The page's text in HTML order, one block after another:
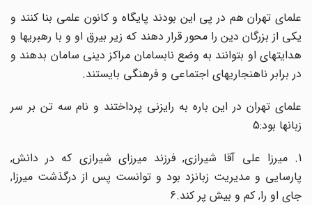
علمای تهران هم در پی این بودند پایگاه و کانون علمی بنا کنند و
یکی از بزرگان دین را محور قرار دهند که زیر بیرق او و با رهبریها و
هدایتهای او بتوانند به وضع نابسامان مراکز دینی سامان بدهند و
در برابر ناهنجاریهای اجتماعی و فرهنگی بایستند.
علمای تهران در این باره به رایزنی پرداختند و نام سه تن بر سر
زبانها بود:5
1. میرزا علی آقا شیرازی, فرزند میرزای شیرازی که در دانش,
پارسایی و مدیریت زبانزد بود و توانست پس از درگذشت میرزا,
جای او را, کم و بیش پر کند.6